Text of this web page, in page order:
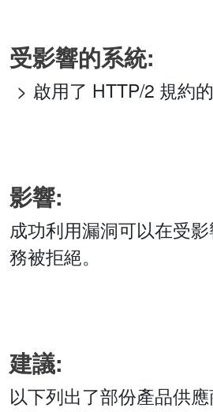
受影響的系統:
啟用了 HTTP/2 規約
影響:
成功利用漏洞可以在受
務被拒絕。
建議:
以下列出了部份產品供